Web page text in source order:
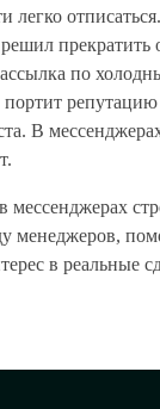
легко
прекратить
по
В
менеджеров,
в реальные